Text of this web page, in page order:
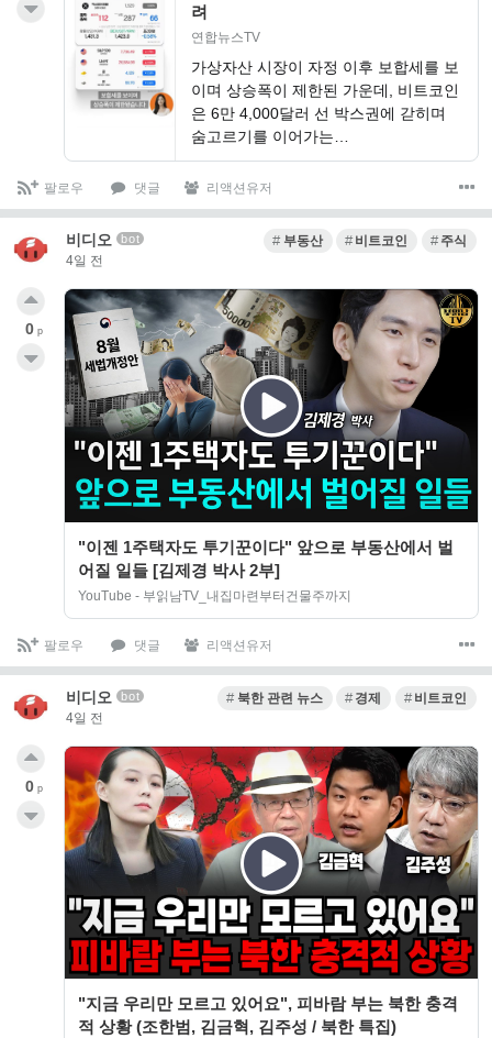
려
연합뉴스TV
가상자산 시장이 자정 이후 보합세를 보
이며 상승폭이 제한된 가운데, 비트코인
은 6만 4,000달러 선 박스권에 갇히며
숨고르기를 이어가는…
팔로우 댓글 리액션유저
비디오 bot
4일 전
부동산 비트코인 주식
"이젠 1주택자도 투기꾼이다" 앞으로 부동산에서 벌
어질 일들 [김제경 박사 2부]
YouTube - 부읽남TV_내집마련부터건물주까지
0 p
팔로우 댓글 리액션유저
비디오 bot
4일 전
북한 관련 뉴스 경제 비트코인
"지금 우리만 모르고 있어요", 피바람 부는 북한 충격
적 상황 (조한범, 김금혁, 김주성 / 북한 특집)
0 p